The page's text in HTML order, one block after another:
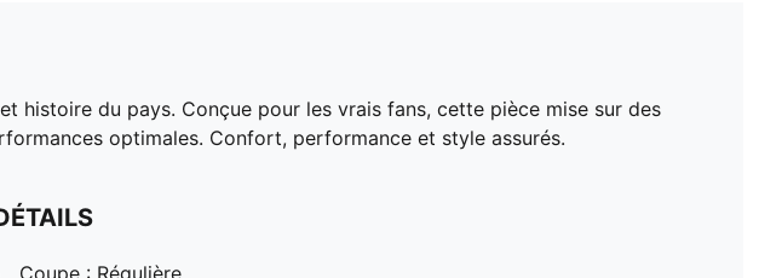
histoire du pays. Conçue pour les vrais fans, cette pièce mise sur des
optimales. Confort, performance et style assurés.